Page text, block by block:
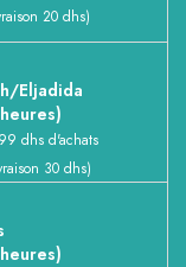
20 dhs)
Eljadida
dhs d'achats
30 dhs)